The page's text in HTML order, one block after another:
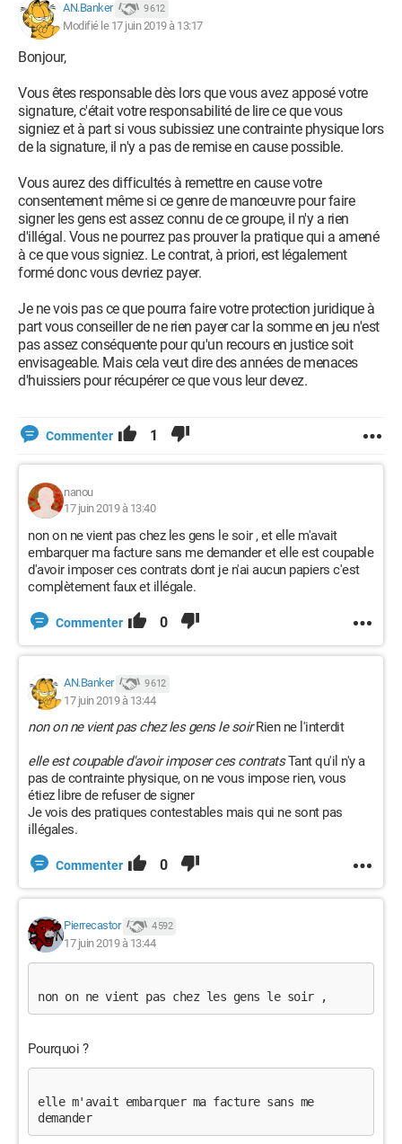
AN.Banker 9 612
Modifié le 17 juin 2019 à 13:17
Bonjour,
Vous êtes responsable dès lors que vous avez apposé votre
signature, c'était votre responsabilité de lire ce que vous
signiez et à part si vous subissiez une contrainte physique lors
de la signature, il n'y a pas de remise en cause possible.
Vous aurez des difficultés à remettre en cause votre
consentement même si ce genre de manœuvre pour faire
signer les gens est assez connu de ce groupe, il n'y a rien
d'illégal. Vous ne pourrez pas prouver la pratique qui a amené
à ce que vous signiez. Le contrat, à priori, est légalement
formé donc vous devriez payer.
Je ne vois pas ce que pourra faire votre protection juridique à
part vous conseiller de ne rien payer car la somme en jeu n'est
pas assez conséquente pour qu'un recours en justice soit
envisageable. Mais cela veut dire des années de menaces
d'huissiers pour récupérer ce que vous leur devez.
Commenter 1
nanou
17 juin 2019 à 13:40
non on ne vient pas chez les gens le soir , et elle m'avait
embarquer ma facture sans me demander et elle est coupable
d'avoir imposer ces contrats dont je n'ai aucun papiers c'est
complètement faux et illégale.
Commenter 0
AN.Banker 9 612
17 juin 2019 à 13:44
non on ne vient pas chez les gens le soirRien ne l'interdit
elle est coupable d'avoir imposer ces contratsTant qu'il n'y a
pas de contrainte physique, on ne vous impose rien, vous
étiez libre de refuser de signer
Je vois des pratiques contestables mais qui ne sont pas
illégales.
Commenter 0
Pierrecastor 4 592
17 juin 2019 à 13:44
non on ne vient pas chez les gens le soir ,
Pourquoi ?
elle m'avait embarquer ma facture sans me
demander